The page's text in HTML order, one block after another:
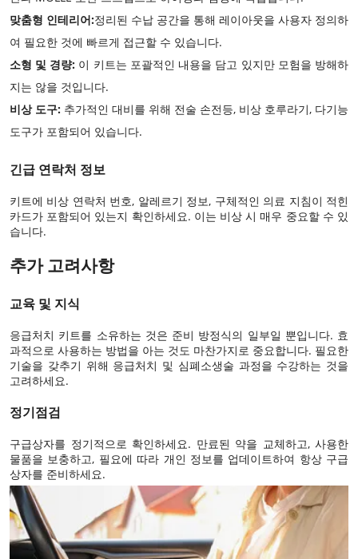
맞춤형 인테리어:정리된 수납 공간을 통해 레이아웃을 사용자 정의하
여 필요한 것에 빠르게 접근할 수 있습니다.
소형 및 경량: 이 키트는 포괄적인 내용을 담고 있지만 모험을 방해하
지는 않을 것입니다.
비상 도구: 추가적인 대비를 위해 전술 손전등, 비상 호루라기, 다기능
도구가 포함되어 있습니다.
긴급 연락처 정보
키트에 비상 연락처 번호, 알레르기 정보, 구체적인 의료 지침이 적힌
카드가 포함되어 있는지 확인하세요. 이는 비상 시 매우 중요할 수 있
습니다.
추가 고려사항
교육 및 지식
응급처치 키트를 소유하는 것은 준비 방정식의 일부일 뿐입니다. 효
과적으로 사용하는 방법을 아는 것도 마찬가지로 중요합니다. 필요한
기술을 갖추기 위해 응급처치 및 심폐소생술 과정을 수강하는 것을
고려하세요.
정기점검
구급상자를 정기적으로 확인하세요. 만료된 약을 교체하고, 사용한
물품을 보충하고, 필요에 따라 개인 정보를 업데이트하여 항상 구급
상자를 준비하세요.